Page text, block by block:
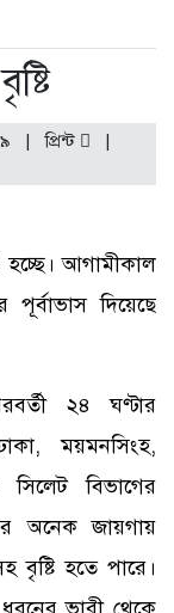
|প্রিন্ট
|
হচ্ছে। আগামীকাল
দিয়েছে
২৪ ঘণ্টার
ময়মনসিংহ,
বিভাগের
অনেক জায়গায়
বৃষ্টি হতে পারে।